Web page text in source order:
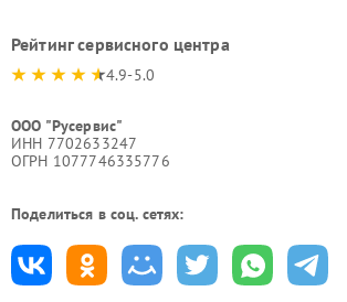
Рейтинг сервисного центра
4.9-5.0
ООО "Русервис"
ИНН 7702633247
ОГРН 1077746335776
Поделиться в соц. сетях: